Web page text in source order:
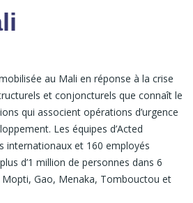
au Mali en réponse à la crise
et conjoncturels que connaît le
qui associent opérations d’urgence
Les équipes d’Acted
internationaux et 160 employés
d’1 million de personnes dans 6
Mopti, Gao, Menaka, Tombouctou et